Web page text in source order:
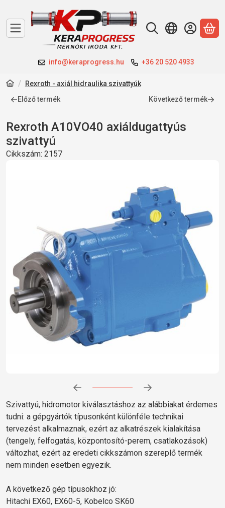
info@keraprogress.hu +36 20 520 4933
A
Rexroth - axiál hidraulika szivattyúk
Előző termék
Következő termék
Rexroth A10VO40 axiáldugattyús
szivattyú
Cikkszám: 2157
Szivattyú, hidromotor kiválasztáshoz az alábbiakat érdemes
tudni: a gépgyártók típusonként különféle technikai
tervezést alkalmaznak, ezért az alkatrészek kialakítása
(tengely, felfogatás, központosító-perem, csatlakozások)
változhat, ezért az eredeti cikkszámon szereplő termék
nem minden esetben egyezik.
A következő gép típusokhoz jó:
Hitachi EX60, EX60-5, Kobelco SK60